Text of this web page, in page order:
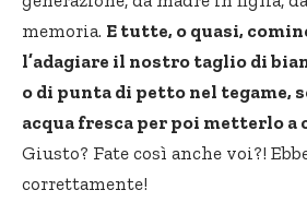
memoria. E tutte, o quasi,
l’adagiare il nostro taglio di
o di punta di petto nel tegame,
acqua fresca per poi metterlo a
Giusto? Fate così anche voi?!
correttamente!